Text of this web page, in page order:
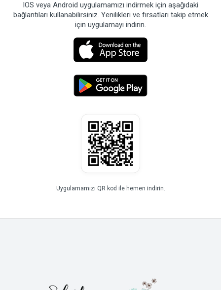
IOS veya Android uygulamamızı indirmek için aşağıdaki
bağlantıları kullanabilirsiniz. Yenilikleri ve fırsatları takip etmek
için uygulamayı indirin.
Uygulamamızı QR kod ile hemen indirin.